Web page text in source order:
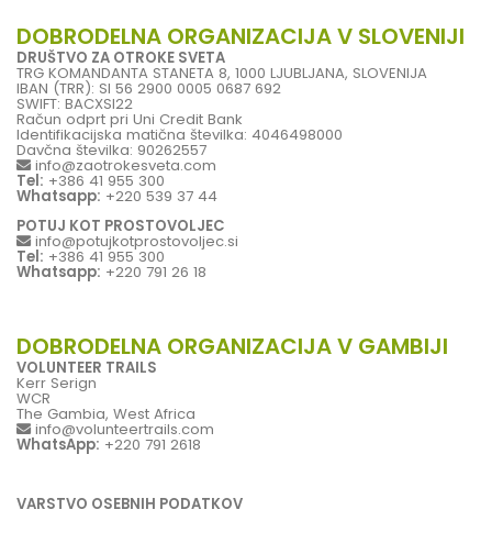
DOBRODELNA ORGANIZACIJA V SLOVENIJI
DRUŠTVO ZA OTROKE SVETA
TRG KOMANDANTA STANETA 8, 1000 LJUBLJANA, SLOVENIJA
IBAN (TRR): SI 56 2900 0005 0687 692
SWIFT: BACXSI22
Račun odprt pri Uni Credit Bank
Identifikacijska matična številka: 4046498000
Davčna številka: 90262557
info@zaotrokesveta.com
Tel: +386 41 955 300
Whatsapp: +220 539 37 44
POTUJ KOT PROSTOVOLJEC
info@potujkotprostovoljec.si
Tel: +386 41 955 300
Whatsapp: +220 791 26 18
DOBRODELNA ORGANIZACIJA V GAMBIJI
VOLUNTEER TRAILS
Kerr Serign
WCR
The Gambia, West Africa
info@volunteertrails.com
WhatsApp: +220 791 2618
VARSTVO OSEBNIH PODATKOV